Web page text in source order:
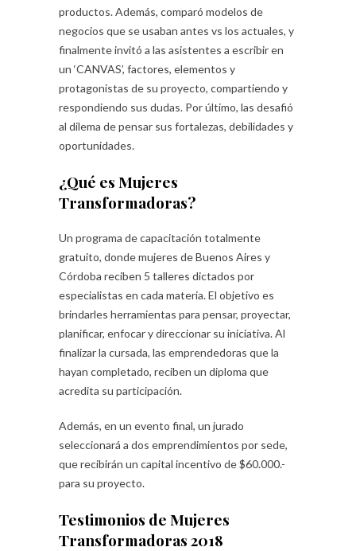
productos. Además, comparó modelos de
negocios que se usaban antes vs los actuales, y
finalmente invitó a las asistentes a escribir en
un ‘CANVAS’, factores, elementos y
protagonistas de su proyecto, compartiendo y
respondiendo sus dudas. Por último, las desafió
al dilema de pensar sus fortalezas, debilidades y
oportunidades.
¿Qué es Mujeres
Transformadoras?
Un programa de capacitación totalmente
gratuito, donde mujeres de Buenos Aires y
Córdoba reciben 5 talleres dictados por
especialistas en cada materia. El objetivo es
brindarles herramientas para pensar, proyectar,
planificar, enfocar y direccionar su iniciativa. Al
finalizar la cursada, las emprendedoras que la
hayan completado, reciben un diploma que
acredita su participación.
Además, en un evento final, un jurado
seleccionará a dos emprendimientos por sede,
que recibirán un capital incentivo de $60.000.-
para su proyecto.
Testimonios de Mujeres
Transformadoras 2018